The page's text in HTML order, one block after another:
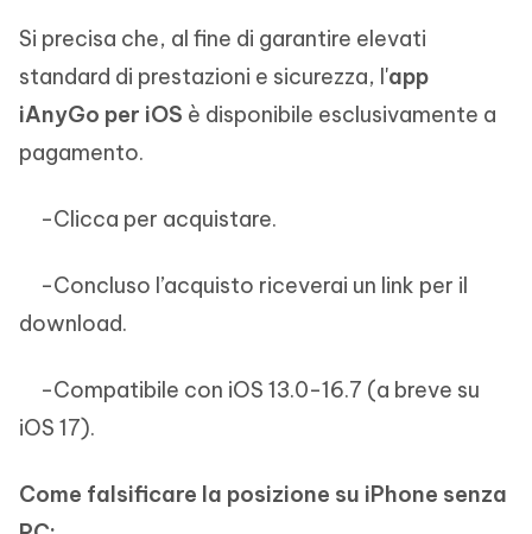
Si precisa che, al fine di garantire elevati
standard di prestazioni e sicurezza, l'app
iAnyGo per iOS è disponibile esclusivamente a
pagamento.
-Clicca per acquistare.
-Concluso l’acquisto riceverai un link per il
download.
-Compatibile con iOS 13.0-16.7 (a breve su
iOS 17).
Come falsificare la posizione su iPhone senza